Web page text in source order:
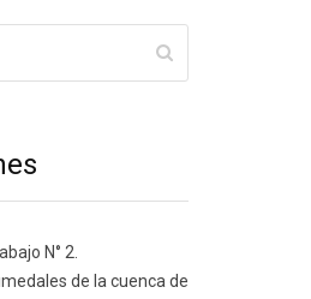
N° 2.
de la cuenca de